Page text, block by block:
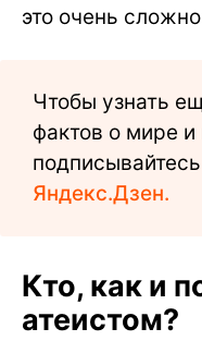
это очень
Чтобы узнать
фактов о мире
Яндекс.Дзен.
Кто, как и
атеистом?